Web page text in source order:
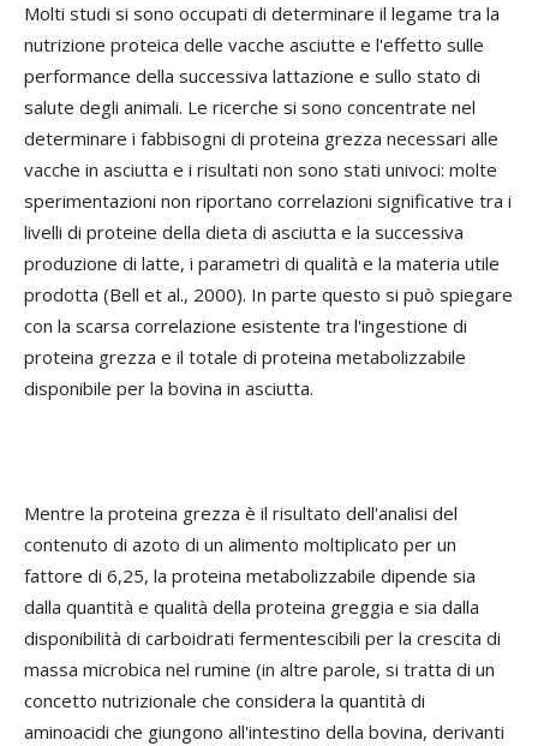
Molti studi si sono occupati di determinare il legame tra la
nutrizione proteica delle vacche asciutte e l'effetto sulle
performance della successiva lattazione e sullo stato di
salute degli animali. Le ricerche si sono concentrate nel
determinare i fabbisogni di proteina grezza necessari alle
vacche in asciutta e i risultati non sono stati univoci: molte
sperimentazioni non riportano correlazioni significative tra i
livelli di proteine della dieta di asciutta e la successiva
produzione di latte, i parametri di qualità e la materia utile
prodotta (Bell et al., 2000). In parte questo si può spiegare
con la scarsa correlazione esistente tra l'ingestione di
proteina grezza e il totale di proteina metabolizzabile
disponibile per la bovina in asciutta.
Mentre la proteina grezza è il risultato dell'analisi del
contenuto di azoto di un alimento moltiplicato per un
fattore di 6,25, la proteina metabolizzabile dipende sia
dalla quantità e qualità della proteina greggia e sia dalla
disponibilità di carboidrati fermentescibili per la crescita di
massa microbica nel rumine (in altre parole, si tratta di un
concetto nutrizionale che considera la quantità di
aminoacidi che giungono all'intestino della bovina, derivanti